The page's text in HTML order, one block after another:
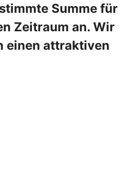
Summe für
Zeitraum an. Wir
einen attraktiven